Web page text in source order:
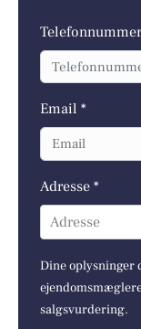
Email *
Adresse *
Adresse
Dine oplysninger
salgsvurdering.